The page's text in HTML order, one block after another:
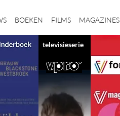
BOEKEN FILMS MAGAZINES
televisieserie